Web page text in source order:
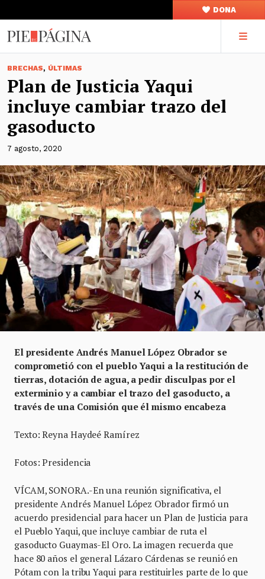
DONA
BRECHAS, ÚLTIMAS
Plan de Justicia Yaqui
incluye cambiar trazo del
gasoducto
7 agosto, 2020
El presidente Andrés Manuel López Obrador se
comprometió con el pueblo Yaqui a la restitución de
tierras, dotación de agua, a pedir disculpas por el
exterminio y a cambiar el trazo del gasoducto, a
través de una Comisión que él mismo encabeza
Texto: Reyna Haydeé Ramírez
Fotos: Presidencia
VÍCAM, SONORA.-En una reunión significativa, el
presidente Andrés Manuel López Obrador firmó un
acuerdo presidencial para hacer un Plan de Justicia para
el Pueblo Yaqui, que incluye cambiar de ruta el
gasoducto Guaymas-El Oro. La imagen recuerda que
hace 80 años el general Lázaro Cárdenas se reunió en
Pótam con la tribu Yaqui para restituirles parte de lo que